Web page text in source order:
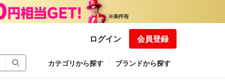
ログイン 会員登録
カテゴリから探す ブランドから探す